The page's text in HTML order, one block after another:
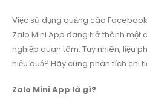
Việc sử dụng quảng cáo
Zalo Mini App đang trở thành một
nghiệp quan tâm. Tuy nhiên, liệu
hiệu quả? Hãy cùng phân tích chi
Zalo Mini App là gì?